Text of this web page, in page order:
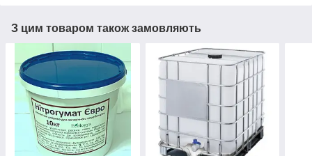
З цим товаром також замовляють